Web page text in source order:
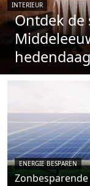
INTERIEUR
Ontdek de
ENERGIE BESPAREN